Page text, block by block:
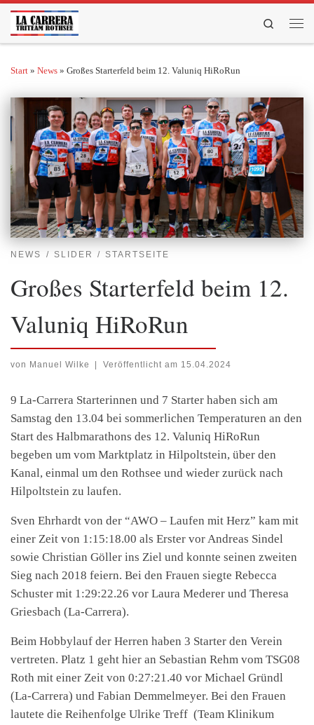
Zum Inhalt springen
Search
Start » News » Großes Starterfeld beim 12. Valuniq HiRoRun
NEWS SLIDER STARTSEITE
Großes Starterfeld beim 12.
Valuniq HiRoRun
von Manuel Wilke Veröffentlicht am 15.04.2024
9 La-Carrera Starterinnen und 7 Starter haben sich am
Samstag den 13.04 bei sommerlichen Temperaturen an den
Start des Halbmarathons des 12. Valuniq HiRoRun
begeben um vom Marktplatz in Hilpoltstein, über den
Kanal, einmal um den Rothsee und wieder zurück nach
Hilpoltstein zu laufen.
Sven Ehrhardt von der “AWO – Laufen mit Herz” kam mit
einer Zeit von 1:15:18.00 als Erster vor Andreas Sindel
sowie Christian Göller ins Ziel und konnte seinen zweiten
Sieg nach 2018 feiern. Bei den Frauen siegte Rebecca
Schuster mit 1:29:22.26 vor Laura Mederer und Theresa
Griesbach (La-Carrera).
Beim Hobbylauf der Herren haben 3 Starter den Verein
vertreten. Platz 1 geht hier an Sebastian Rehm vom TSG08
Roth mit einer Zeit von 0:27:21.40 vor Michael Gründl
(La-Carrera) und Fabian Demmelmeyer. Bei den Frauen
lautete die Reihenfolge Ulrike Treff (Team Klinikum